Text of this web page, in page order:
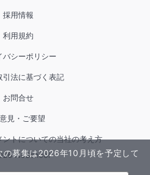
の募集は2026年10月頃を予定して
採用情報
利用規約
バシーポリシー
引法に基づく表記
お問合せ
見・ご要望
ントについての当社の考え方
NoSchool